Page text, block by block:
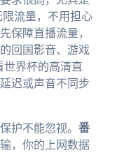
流量，不用担心
保障直播流量，
回国影音、游戏
世界杯的高清直
迟或声音不同步
护不能忽视。 番
，你的上网数据